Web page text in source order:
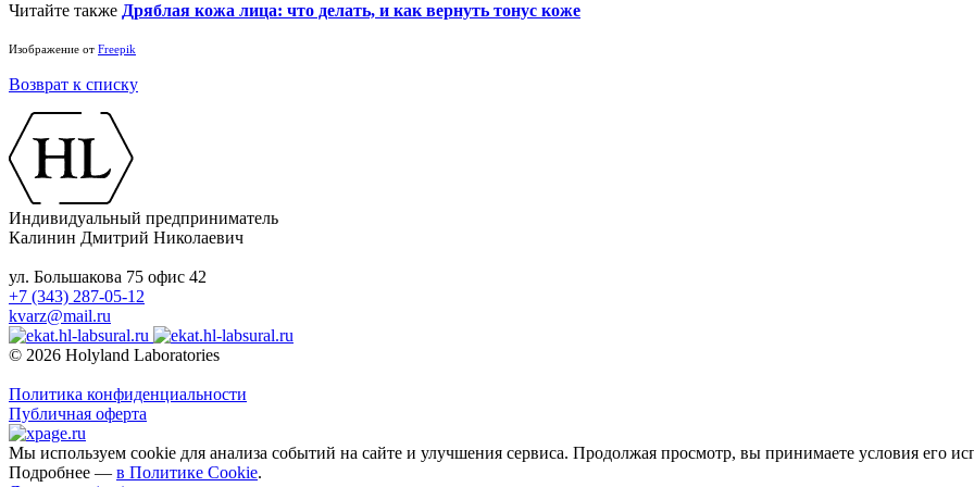
Читайте также Дряблая кожа лица: что делать, и как вернуть тонус коже
Изображение от Freepik
Возврат к списку
Индивидуальный предприниматель
Калинин Дмитрий Николаевич
ул. Большакова 75 офис 42
+7 (343) 287-05-12
kvarz@mail.ru
© 2026 Holyland Laboratories
Политика конфиденциальности
Публичная оферта
Мы используем cookie для анализа событий на сайте и улучшения сервиса. Продолжая просмотр, вы принимаете условия его
Подробнее — в Политике Cookie.